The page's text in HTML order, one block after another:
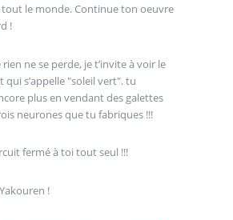
le monde. Continue ton oeuvre
!
rien ne se perde, je t’invite à voir le
s’appelle "soleil vert". tu
plus en vendant des galettes
neurones que tu fabriques !!!
fermé à toi tout seul !!!
!